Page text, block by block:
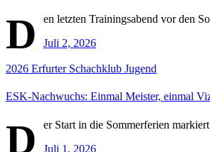
D
en letzten Trainingsabend vor den
Juli 2, 2026
2026 Erfurter Schachklub Jugend
ESK-Nachwuchs: Einmal Meister, einmal
D
er Start in die Sommerferien
Juli 1, 2026